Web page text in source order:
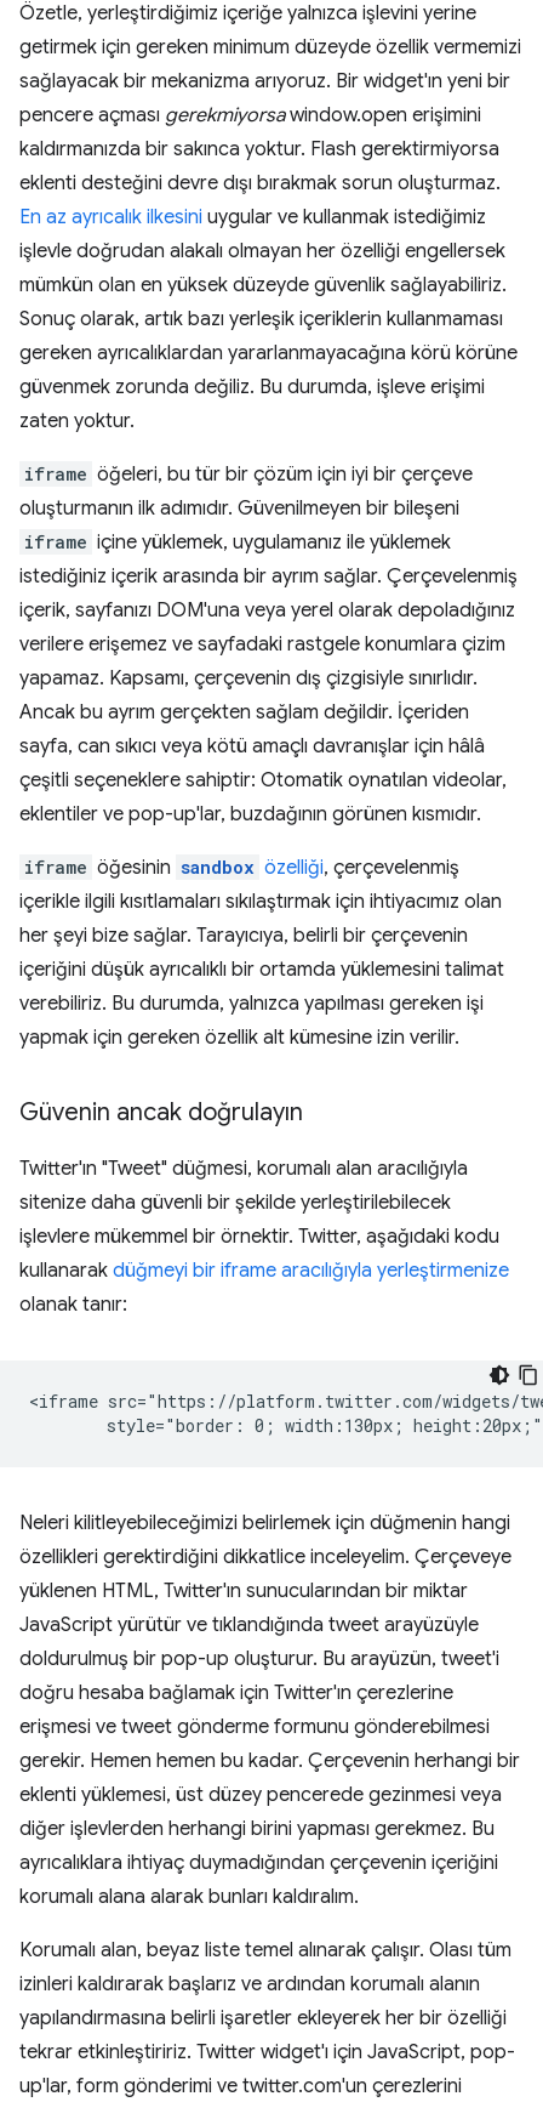
Özetle, yerleştirdiğimiz içeriğe yalnızca işlevini yerine
getirmek için gereken minimum düzeyde özellik vermemizi
sağlayacak bir mekanizma arıyoruz. Bir widget'ın yeni bir
pencere açması gerekmiyorsawindow.open erişimini
kaldırmanızda bir sakınca yoktur. Flash gerektirmiyorsa
eklenti desteğini devre dışı bırakmak sorun oluşturmaz.
En az ayrıcalık ilkesini uygular ve kullanmak istediğimiz
işlevle doğrudan alakalı olmayan her özelliği engellersek
mümkün olan en yüksek düzeyde güvenlik sağlayabiliriz.
Sonuç olarak, artık bazı yerleşik içeriklerin kullanmaması
gereken ayrıcalıklardan yararlanmayacağına körü körüne
güvenmek zorunda değiliz. Bu durumda, işleve erişimi
zaten yoktur.
iframe öğeleri, bu tür bir çözüm için iyi bir çerçeve
oluşturmanın ilk adımıdır. Güvenilmeyen bir bileşeni
iframe içine yüklemek, uygulamanız ile yüklemek
istediğiniz içerik arasında bir ayrım sağlar. Çerçevelenmiş
içerik, sayfanızı DOM'una veya yerel olarak depoladığınız
verilere erişemez ve sayfadaki rastgele konumlara çizim
yapamaz. Kapsamı, çerçevenin dış çizgisiyle sınırlıdır.
Ancak bu ayrım gerçekten sağlam değildir. İçeriden
sayfa, can sıkıcı veya kötü amaçlı davranışlar için hâlâ
çeşitli seçeneklere sahiptir: Otomatik oynatılan videolar,
eklentiler ve pop-up'lar, buzdağının görünen kısmıdır.
iframe öğesinin sandbox özelliği, çerçevelenmiş
içerikle ilgili kısıtlamaları sıkılaştırmak için ihtiyacımız olan
her şeyi bize sağlar. Tarayıcıya, belirli bir çerçevenin
içeriğini düşük ayrıcalıklı bir ortamda yüklemesini talimat
verebiliriz. Bu durumda, yalnızca yapılması gereken işi
yapmak için gereken özellik alt kümesine izin verilir.
Güvenin ancak doğrulayın
Twitter'ın "Tweet" düğmesi, korumalı alan aracılığıyla
sitenize daha güvenli bir şekilde yerleştirilebilecek
işlevlere mükemmel bir örnektir. Twitter, aşağıdaki kodu
kullanarak düğmeyi bir iframe aracılığıyla yerleştirmenize
olanak tanır:
<iframe src="https://platform.twitter.com/widgets/
Neleri kilitleyebileceğimizi belirlemek için düğmenin hangi
özellikleri gerektirdiğini dikkatlice inceleyelim. Çerçeveye
yüklenen HTML, Twitter'ın sunucularından bir miktar
JavaScript yürütür ve tıklandığında tweet arayüzüyle
doldurulmuş bir pop-up oluşturur. Bu arayüzün, tweet'i
doğru hesaba bağlamak için Twitter'ın çerezlerine
erişmesi ve tweet gönderme formunu gönderebilmesi
gerekir. Hemen hemen bu kadar. Çerçevenin herhangi bir
eklenti yüklemesi, üst düzey pencerede gezinmesi veya
diğer işlevlerden herhangi birini yapması gerekmez. Bu
ayrıcalıklara ihtiyaç duymadığından çerçevenin içeriğini
korumalı alana alarak bunları kaldıralım.
Korumalı alan, beyaz liste temel alınarak çalışır. Olası tüm
izinleri kaldırarak başlarız ve ardından korumalı alanın
yapılandırmasına belirli işaretler ekleyerek her bir özelliği
tekrar etkinleştiririz. Twitter widget'ı için JavaScript, pop-
up'lar, form gönderimi ve twitter.com'un çerezlerini